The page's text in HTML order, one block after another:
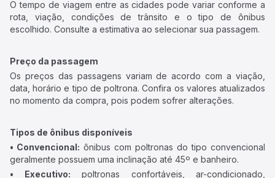
O tempo de viagem entre as cidades pode variar conforme a
rota, viação, condições de trânsito e o tipo de ônibus
escolhido. Consulte a estimativa ao selecionar sua passagem.
Preço da passagem
Os preços das passagens variam de acordo com a viação,
data, horário e tipo de poltrona. Confira os valores atualizados
no momento da compra, pois podem sofrer alterações.
Tipos de ônibus disponíveis
• Convencional: ônibus com poltronas do tipo convencional
geralmente possuem uma inclinação até 45º e banheiro.
• Executivo: poltronas confortáveis, ar-condicionado,